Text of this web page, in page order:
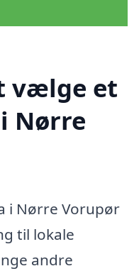
vælge et
Nørre
i Nørre Vorupør
til lokale
andre